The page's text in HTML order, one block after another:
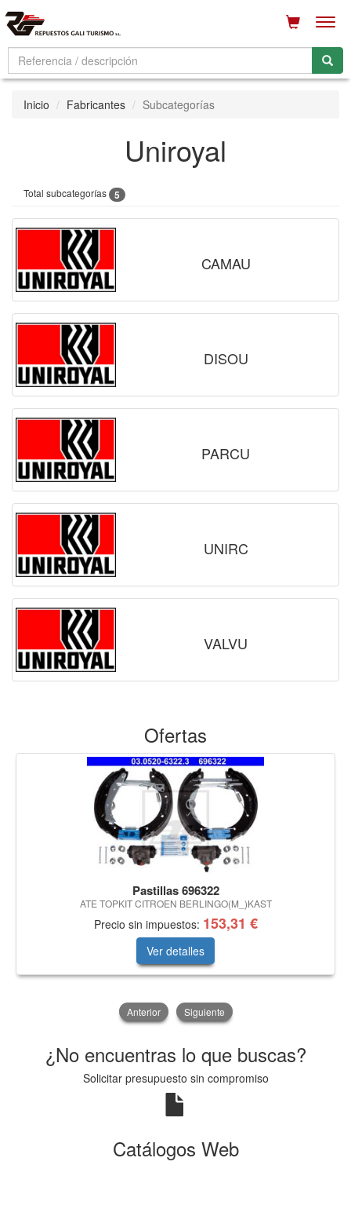
Inicio Fabricantes Subcategorías
Uniroyal
Total subcategorías 5
CAMAU
DISOU
PARCU
UNIRC
VALVU
Ofertas
Pastillas 696322
ATE TOPKIT CITROEN BERLINGO(M_)KAST
Precio sin impuestos: 153,31 €
Ver detalles
Anterior Siguiente
¿No encuentras lo que buscas?
Solicitar presupuesto sin compromiso
Catálogos Web